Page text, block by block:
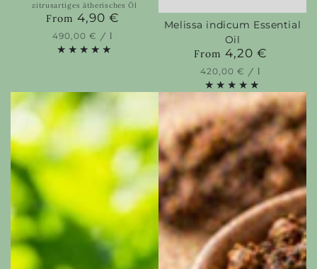
zitrusartiges ätherisches Öl
Regular
price
From 4,90 €
Unit
price
490,00 € / per
l
Melissa indicum Essential
Oil
Regular
price
From 4,20 €
Unit
price
420,00 € / per
l